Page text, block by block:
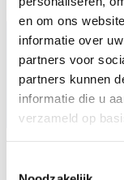
en om ons
informatie over
partners voor
partners kunnen
informatie die u
verzameld op